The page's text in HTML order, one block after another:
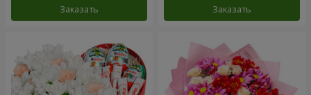
Заказать Заказать